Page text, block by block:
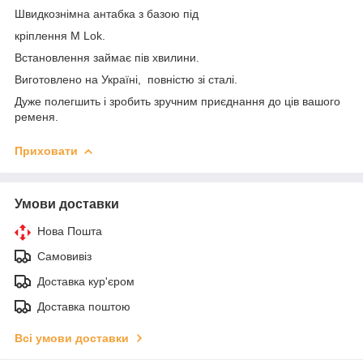
Швидкознімна антабка з базою під
кріплення M Lok.
Встановлення займає пів хвилини.
Виготовлено на Україні, повністю зі сталі.
Дуже полегшить і зробить зручним приєднання до ців вашого
ременя.
Приховати
Умови доставки
Нова Пошта
Самовивіз
Доставка кур'єром
Доставка поштою
Всі умови доставки